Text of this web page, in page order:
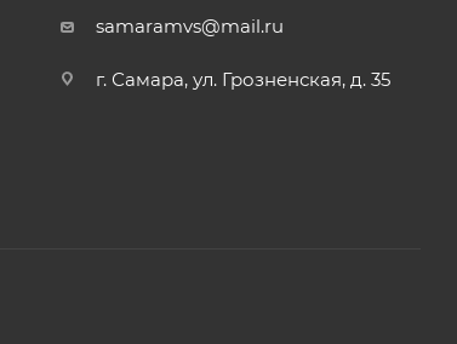
samaramvs@mail.ru
г. Самара, ул. Грозненская, д. 35